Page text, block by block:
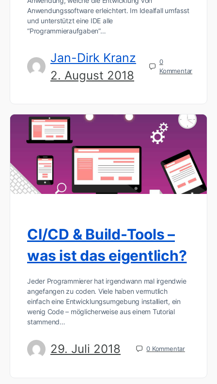
Anwendungssoftware erleichtert. Im Idealfall umfasst
und unterstützt eine IDE alle
“Programmieraufgaben”…
Jan-Dirk Kranz
2. August 2018
0
Kommentar
CI/CD & Build-Tools –
was ist das eigentlich?
Jeder Programmierer hat irgendwann mal irgendwie
angefangen zu coden. Viele haben vermutlich
einfach eine Entwicklungsumgebung installiert, ein
wenig Code – möglicherweise aus einem Tutorial
stammend…
29. Juli 2018 0 Kommentar